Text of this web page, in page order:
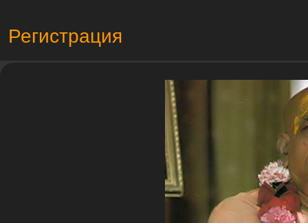
Регистрация